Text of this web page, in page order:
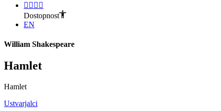
Dostopnost
EN
William Shakespeare
Hamlet
Hamlet
Ustvarjalci